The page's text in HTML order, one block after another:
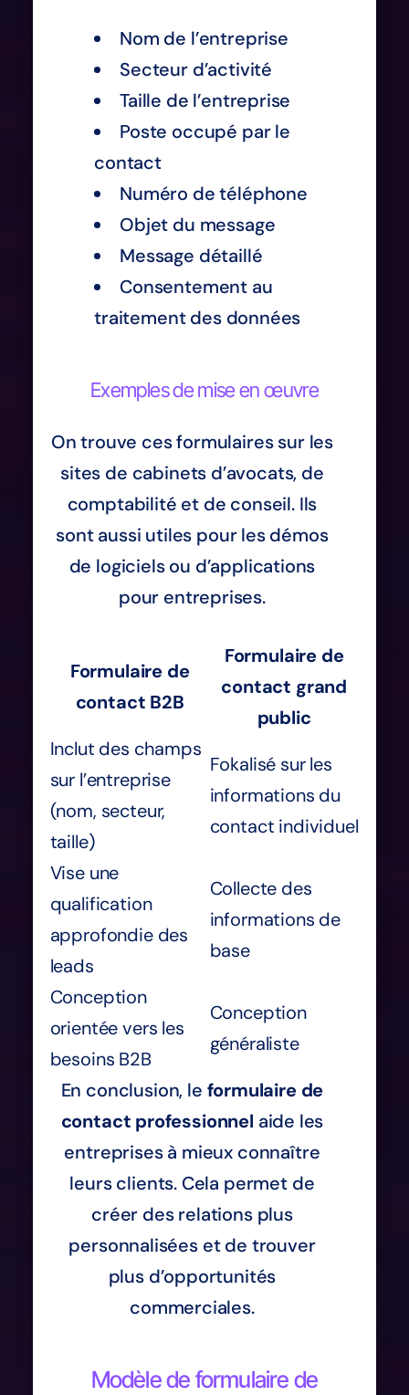
Nom de l’entreprise
Secteur d’activité
Taille de l’entreprise
Poste occupé par le
contact
Numéro de téléphone
Objet du message
Message détaillé
Consentement au
traitement des données
Exemples de mise en œuvre
On trouve ces formulaires sur les
sites de cabinets d’avocats, de
comptabilité et de conseil. Ils
sont aussi utiles pour les démos
de logiciels ou d’applications
pour entreprises.
Formulaire de
contact B2B
Formulaire de
contact grand
public
Inclut des champs
sur l’entreprise
(nom, secteur,
taille)
Fokalisé sur les
informations du
contact individuel
Vise une
qualification
approfondie des
leads
Collecte des
informations de
base
Conception
orientée vers les
besoins B2B
Conception
généraliste
En conclusion, le formulaire de
contact professionnel aide les
entreprises à mieux connaître
leurs clients. Cela permet de
créer des relations plus
personnalisées et de trouver
plus d’opportunités
commerciales.
Modèle de formulaire de